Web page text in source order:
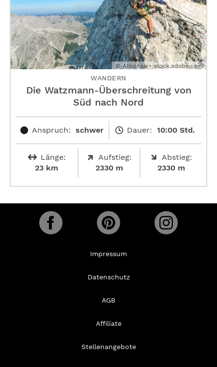
© ARochau - stock.adobe.com
WANDERN
Die Watzmann-Überschreitung von
Süd nach Nord
Anspruch: schwer Dauer: 10:00 Std.
Länge:
23 km
Aufstieg:
2330 m
Abstieg:
2330 m
Impressum
Datenschutz
AGB
Affiliate
Stellenangebote